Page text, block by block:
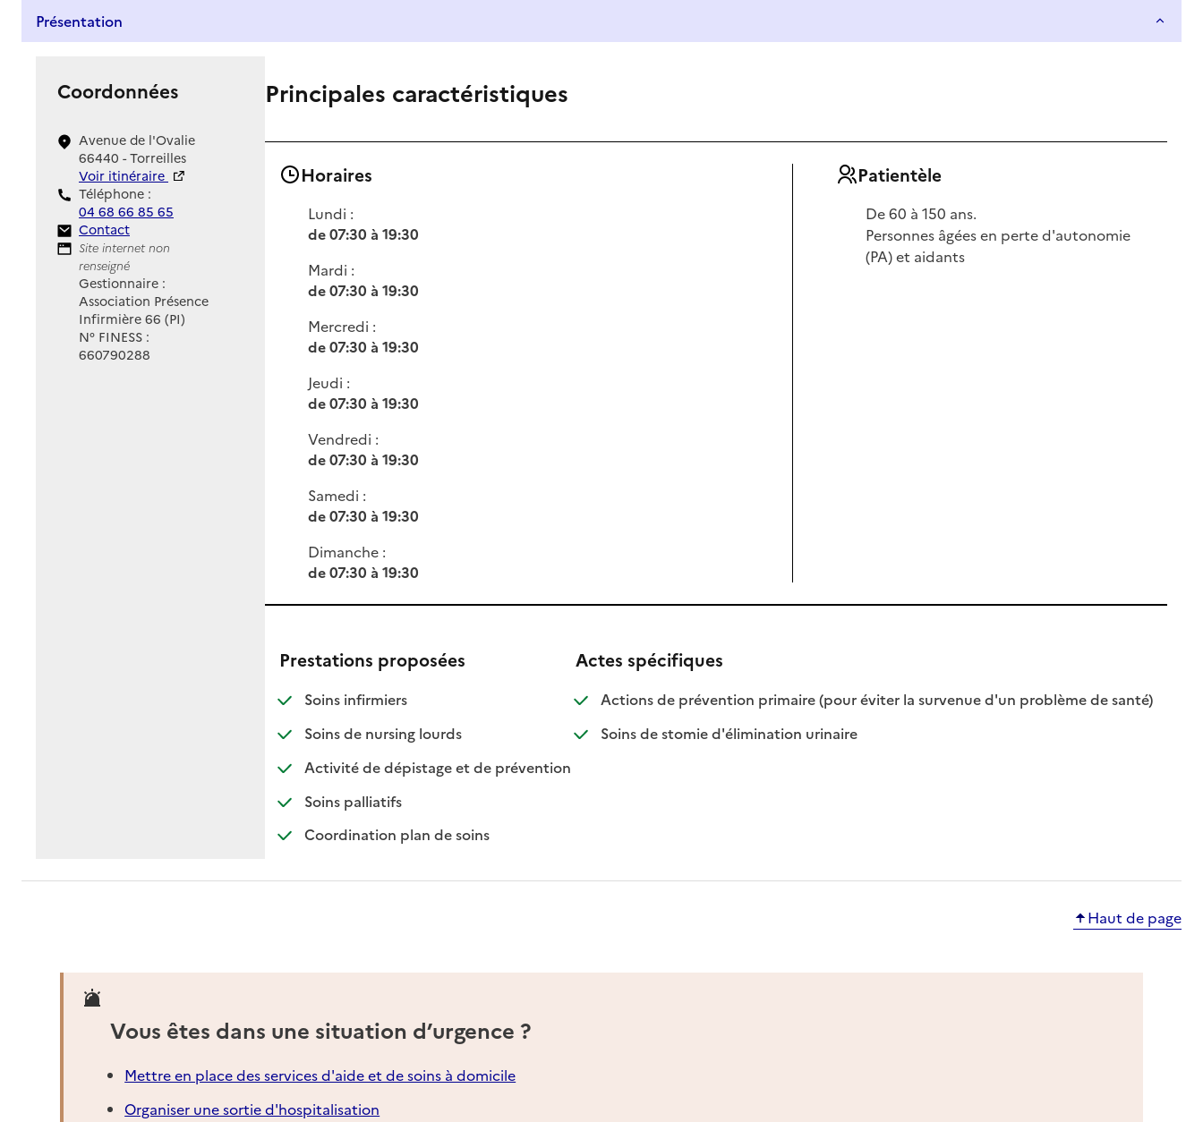
Présentation
Coordonnées
Avenue de l'Ovalie
66440 - Torreilles
Voir itinéraire
Téléphone :
04 68 66 85 65
Contact
Contact
Site Internet
Site internet non
renseigné
Gestionnaire :
Association Présence
Infirmière 66 (PI)
N° FINESS :
660790288
Principales caractéristiques
Horaires
Lundi :
de 07:30 à 19:30
Mardi :
de 07:30 à 19:30
Mercredi :
de 07:30 à 19:30
Jeudi :
de 07:30 à 19:30
Vendredi :
de 07:30 à 19:30
Samedi :
de 07:30 à 19:30
Dimanche :
de 07:30 à 19:30
Patientèle
De 60 à 150 ans.
Personnes âgées en perte d'autonomie
(PA) et aidants
Prestations proposées
Soins infirmiers: disponible
: non disponible
Soins de nursing lourds: disponible
: non disponible
Activité de dépistage et de prévention: disponible
: non disponible
Soins palliatifs: disponible
: non disponible
Coordination plan de soins: disponible
: non disponible
Actes spécifiques
Actions de prévention primaire (pour éviter la survenue d'un problème de santé)
:
: non
Soins de stomie d'élimination urinaire: disponible
: non disponible
Haut de page
Vous êtes dans une situation d’urgence ?
Mettre en place des services d'aide et de soins à domicile
Organiser une sortie d'hospitalisation